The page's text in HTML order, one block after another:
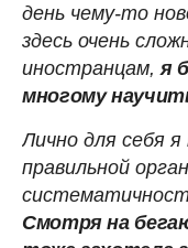
день чему-то
здесь очень
иностранцам, я
многому
Лично для себя я
правильной
Смотря на